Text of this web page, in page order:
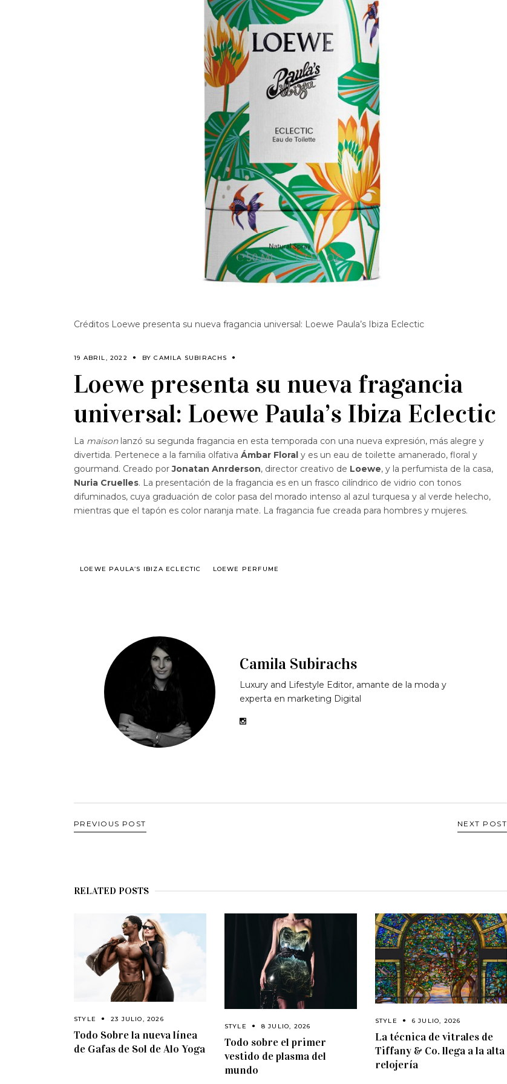
Créditos Loewe presenta su nueva fragancia universal: Loewe Paula’s Ibiza Eclectic
19 ABRIL, 2022 BYCAMILA SUBIRACHS
Loewe presenta su nueva fragancia
universal: Loewe Paula’s Ibiza Eclectic
La maisonlanzó su segunda fragancia en esta temporada con una nueva expresión, más alegre y
divertida. Pertenece a la familia olfativa Ámbar Floral y es un eau de toilette amanerado, floral y
gourmand. Creado porJonatan Anrderson, director creativo de Loewe, y la perfumista de la casa,
Nuria Cruelles. La presentación de la fragancia es en un frasco cilíndrico de vidrio con tonos
difuminados, cuya graduación de color pasa del morado intenso al azul turquesa y al verde helecho,
mientras que el tapón es color naranja mate. La fragancia fue creada para hombres y mujeres.
LOEWE PAULA’S IBIZA ECLECTIC LOEWE PERFUME
Camila Subirachs
Luxury and Lifestyle Editor, amante de la moda y
experta en marketing Digital
PREVIOUS POST NEXT POST
RELATED POSTS
STYLE 23 JULIO, 2026
Todo Sobre la nueva línea
de Gafas de Sol de Alo Yoga
STYLE 8 JULIO, 2026
Todo sobre el primer
vestido de plasma del
mundo
STYLE 6 JULIO, 2026
La técnica de vitrales de
Tiffany & Co. llega a la alta
relojería